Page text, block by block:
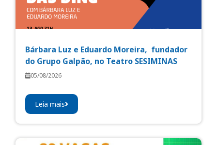
Bárbara Luz e Eduardo Moreira, fundador
do Grupo Galpão, no Teatro SESIMINAS
05/08/2026
Leia mais